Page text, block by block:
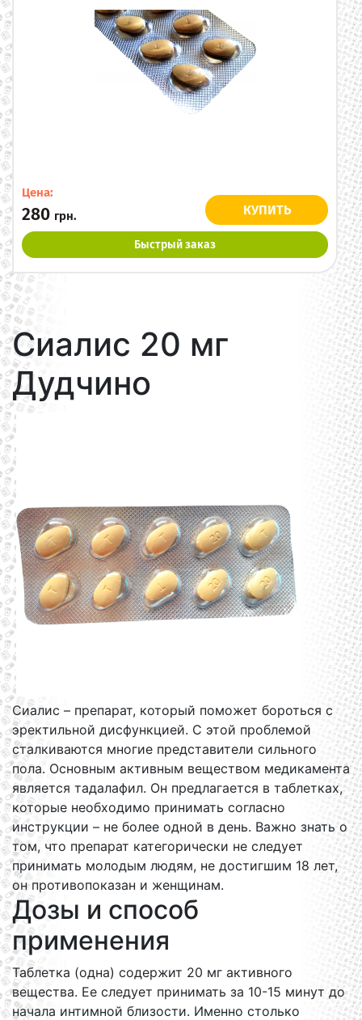
Цена:
280 грн. КУПИТЬ
Быстрый заказ
Сиалис 20 мг
Дудчино
Сиалис – препарат, который поможет бороться с
эректильной дисфункцией. С этой проблемой
сталкиваются многие представители сильного
пола. Основным активным веществом медикамента
является тадалафил. Он предлагается в таблетках,
которые необходимо принимать согласно
инструкции – не более одной в день. Важно знать о
том, что препарат категорически не следует
принимать молодым людям, не достигшим 18 лет,
он противопоказан и женщинам.
Дозы и способ
применения
Таблетка (одна) содержит 20 мг активного
вещества. Ее следует принимать за 10-15 минут до
начала интимной близости. Именно столько